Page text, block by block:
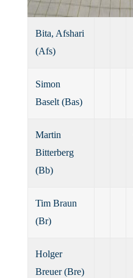
Bita, Afshari
(Afs)
Simon
Baselt (Bas)
Martin
Bitterberg
(Bb)
Tim Braun
(Br)
Holger
Breuer (Bre)